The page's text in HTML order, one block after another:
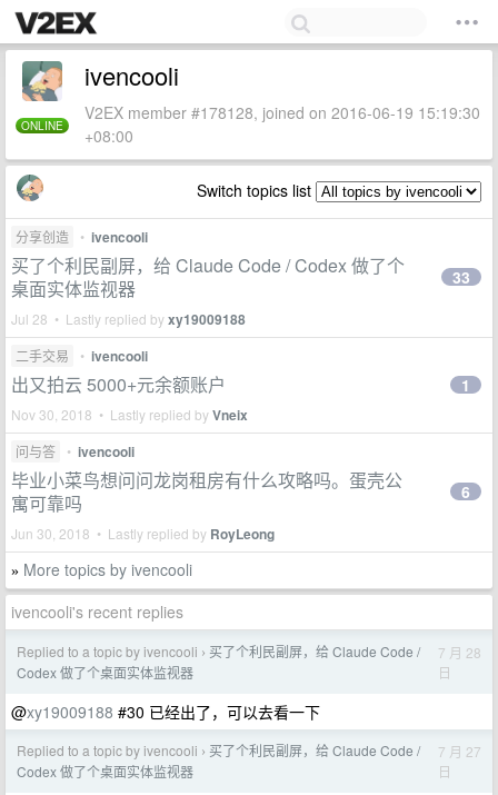
ONLINE
ivencooli
V2EX member #178128, joined on 2016-06-19 15:19:30
+08:00
Switch topics list
分享创造 • ivencooli
买了个利民副屏，给 Claude Code / Codex 做了个
桌面实体监视器
Jul 28 • Lastly replied byxy19009188
33
二手交易 • ivencooli
出又拍云 5000+元余额账户
Nov 30, 2018 • Lastly replied byVneix
1
问与答 • ivencooli
毕业小菜鸟想问问龙岗租房有什么攻略吗。蛋壳公
寓可靠吗
Jun 30, 2018 • Lastly replied by RoyLeong
6
» More topics by ivencooli
ivencooli's recent replies
Replied to a topic by ivencooli › 买了个利民副屏，给 Claude Code /
Codex 做了个桌面实体监视器
7 月 28
日
@xy19009188 #30 已经出了，可以去看一下
Replied to a topic by ivencooli › 买了个利民副屏，给 Claude Code /
Codex 做了个桌面实体监视器
7 月 27
日